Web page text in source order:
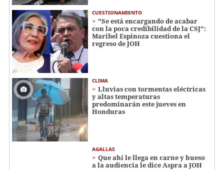
CUESTIONAMIENTO
"Se está encargando de acabar
con la poca credibilidad de la CSJ":
Maribel Espinoza cuestiona el
regreso de JOH
CLIMA
Lluvias con tormentas eléctricas
y altas temperaturas
predominarán este jueves en
Honduras
AGALLAS
Que ahí le llega en carne y hueso
a la audiencia le dice Aspra a JOH